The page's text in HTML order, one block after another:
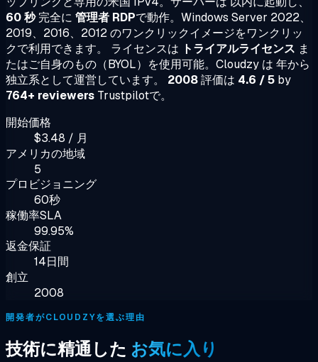
60 秒完全に 管理者 RDPで動作。Windows Server 2022、
2019、2016、2012 のワンクリックイメージをワンクリッ
クで利用できます。 ライセンスは トライアルライセンス ま
たはご自身のもの（BYOL）を使用可能。Cloudzy は 年から
独立系として運営しています。 2008評価は 4.6 / 5 by
764+ reviewers Trustpilotで。
開始価格
$3.48 / 月
アメリカの地域
5
プロビジョニング
60秒
稼働率SLA
99.95%
返金保証
14日間
創立
2008
開発者がCLOUDZYを選ぶ理由
技術に精通した お気に入り